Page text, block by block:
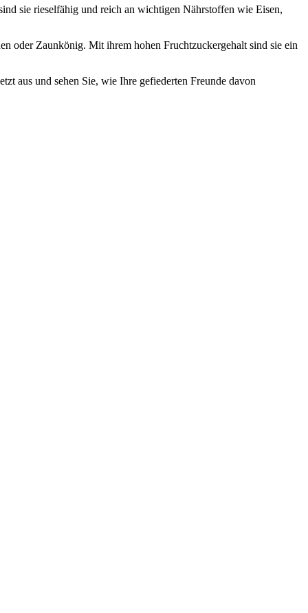
sie rieselfähig und reich an wichtigen Nährstoffen wie Eisen,
oder Zaunkönig. Mit ihrem hohen Fruchtzuckergehalt sind sie ein
aus und sehen Sie, wie Ihre gefiederten Freunde davon